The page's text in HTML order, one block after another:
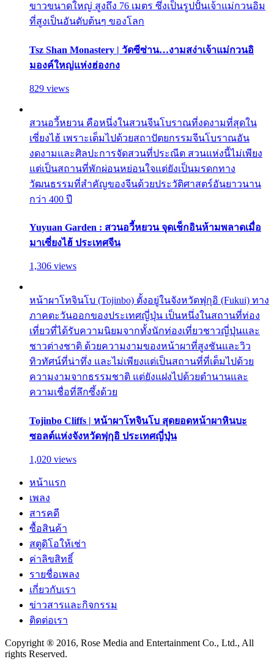
ขาวขนาดใหญ่ สูงถึง 76 เมตร ซึ่งเป็นรูปปั้นเจ้าแม่กวนอิม
ที่สูงเป็นอันดับต้นๆ ของโลก
Tsz Shan Monastery | วัดซีซ่าน…งามสง่าเจ้าแม่กวนอิ
มองค์ใหญ่แห่งฮ่องกง
829 views
สวนอวี้หยวน คือหนึ่งในสวนจีนโบราณที่งดงามที่สุดใน
เซี่ยงไฮ้ เพราะเต็มไปด้วยสถาปัตยกรรมจีนโบราณอัน
งดงามและศิลปะการจัดสวนที่ประณีต สวนแห่งนี้ไม่เพียง
แต่เป็นสถานที่พักผ่อนหย่อนใจแต่ยังเป็นมรดกทาง
วัฒนธรรมที่สำคัญของจีนด้วยประวัติศาสตร์อันยาวนาน
กว่า 400 ปี
Yuyuan Garden : สวนอวี้หยวน จุดเช็กอินห้ามพลาดเมื่อ
มาเซี่ยงไฮ้ ประเทศจีน
1,306 views
หน้าผาโทจินโบ (Tojinbo) ตั้งอยู่ในจังหวัดฟุกุอิ (Fukui) ทาง
ภาคตะวันออกของประเทศญี่ปุ่น เป็นหนึ่งในสถานที่ท่อง
เที่ยวที่ได้รับความนิยมจากทั้งนักท่องเที่ยวชาวญี่ปุ่นและ
ชาวต่างชาติ ด้วยความงามของหน้าผาที่สูงชันและวิว
ทิวทัศน์ที่น่าทึ่ง และไม่เพียงแต่เป็นสถานที่ที่เต็มไปด้วย
ความงามจากธรรมชาติ แต่ยังแฝงไปด้วยตำนานและ
ความเชื่อที่ลึกซึ้งด้วย
Tojinbo Cliffs | หน้าผาโทจินโบ สุดยอดหน้าผาหินบะ
ซอลต์แห่งจังหวัดฟุกุอิ ประเทศญี่ปุ่น
1,020 views
หน้าแรก
เพลง
สารคดี
ซื้อสินค้า
สตูดิโอให้เช่า
ค่าลิขสิทธิ์
รายชื่อเพลง
เกี่ยวกับเรา
ข่าวสารและกิจกรรม
ติดต่อเรา
Copyright ® 2016, Rose Media and Entertainment Co., Ltd., All
rights Reserved.